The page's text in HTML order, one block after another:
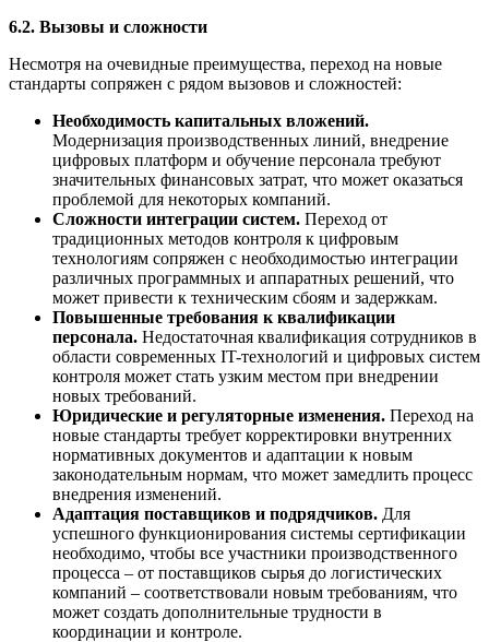
6.2. Вызовы и сложности
Несмотря на очевидные преимущества, переход на новые
стандарты сопряжен с рядом вызовов и сложностей:
Необходимость капитальных вложений.
Модернизация производственных линий, внедрение
цифровых платформ и обучение персонала требуют
значительных финансовых затрат, что может оказаться
проблемой для некоторых компаний.
Сложности интеграции систем. Переход от
традиционных методов контроля к цифровым
технологиям сопряжен с необходимостью интеграции
различных программных и аппаратных решений, что
может привести к техническим сбоям и задержкам.
Повышенные требования к квалификации
персонала. Недостаточная квалификация сотрудников в
области современных IT-технологий и цифровых систем
контроля может стать узким местом при внедрении
новых требований.
Юридические и регуляторные изменения. Переход на
новые стандарты требует корректировки внутренних
нормативных документов и адаптации к новым
законодательным нормам, что может замедлить процесс
внедрения изменений.
Адаптация поставщиков и подрядчиков. Для
успешного функционирования системы сертификации
необходимо, чтобы все участники производственного
процесса – от поставщиков сырья до логистических
компаний – соответствовали новым требованиям, что
может создать дополнительные трудности в
координации и контроле.